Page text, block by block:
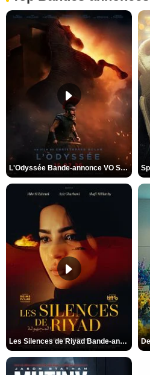
L'Odyssée Bande-annonce VO STFR
Les Silences de Riyad Bande-annonce VO STFR